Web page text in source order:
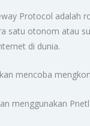
Protocol adalah
satu otonom atau
di dunia.
mencoba
menggunakan